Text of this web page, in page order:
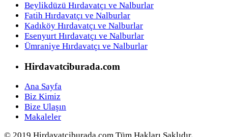
Beylikdüzü Hırdavatçı ve Nalburlar
Fatih Hırdavatçı ve Nalburlar
Kadıköy Hırdavatçı ve Nalburlar
Esenyurt Hırdavatçı ve Nalburlar
Ümraniye Hırdavatçı ve Nalburlar
Hirdavatciburada.com
Ana Sayfa
Biz Kimiz
Bize Ulaşın
Makaleler